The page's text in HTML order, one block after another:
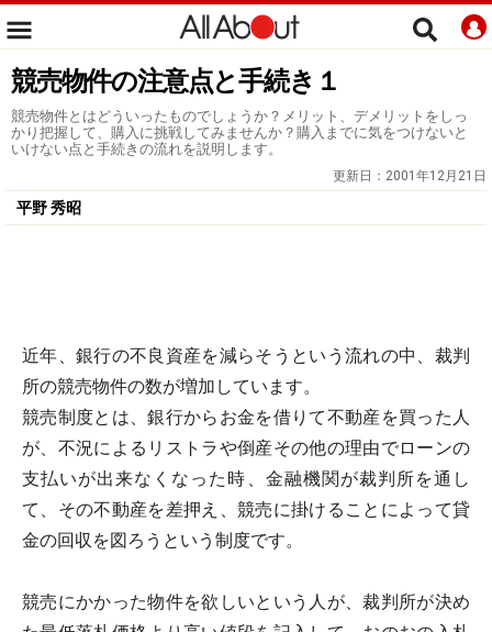
競売物件の注意点と手続き１
競売物件とはどういったものでしょうか？メリット、デメリットをしっ
かり把握して、購入に挑戦してみませんか？購入までに気をつけないと
いけない点と手続きの流れを説明します。
更新日： 2001年12月21日
平野 秀昭
近年、銀行の不良資産を減らそうという流れの中、裁判
所の競売物件の数が増加しています。
競売制度とは、銀行からお金を借りて不動産を買った人
が、不況によるリストラや倒産その他の理由でローンの
支払いが出来なくなった時、金融機関が裁判所を通し
て、その不動産を差押え、競売に掛けることによって貸
金の回収を図ろうという制度です。
競売にかかった物件を欲しいという人が、裁判所が決め